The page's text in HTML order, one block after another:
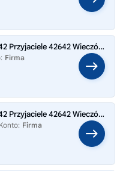
LEGO Friends 42642 Przyjaciele 42642 Wieczór filmowy ze znajomymi
Firma
LEGO Friends 42642 Przyjaciele 42642 Wieczór filmowy ze znajomymi
Konto: Firma